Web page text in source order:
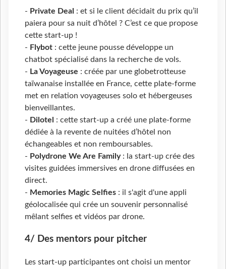
- Private Deal : et si le client décidait du prix qu’il
paiera pour sa nuit d’hôtel ? C’est ce que propose
cette start-up !
- Flybot : cette jeune pousse développe un
chatbot spécialisé dans la recherche de vols.
- La Voyageuse : créée par une globetrotteuse
taïwanaise installée en France, cette plate-forme
met en relation voyageuses solo et hébergeuses
bienveillantes.
- Dilotel
: cette start-up a créé une plate-forme
dédiée à la revente de nuitées d’hôtel non
échangeables et non remboursables.
- Polydrone We Are Family: la start-up crée des
visites guidées immersives en drone diffusées en
direct.
- Memories Magic Selfies : il s'agit d'une appli
géolocalisée qui crée un souvenir personnalisé
mêlant selfies et vidéos par drone.
4/ Des mentors pour pitcher
Les start-up participantes ont choisi un mentor